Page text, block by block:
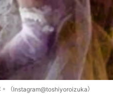
（Instagram@toshiyoroizuka）